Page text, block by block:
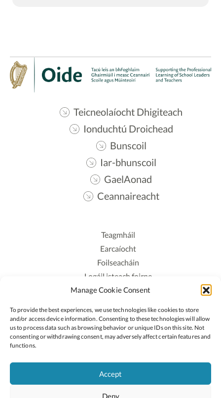
Manage Cookie Consent
To provide the best experiences, we use technologies like cookies to store
and/or access device information. Consenting to these technologies will allow
us to process data such as browsing behavior or unique IDs on this site. Not
consenting or withdrawing consent, may adversely affect certain features and
functions.
Accept
Deny
Teicneolaíocht Dhigiteach
Ionduchtú Droichead
Bunscoil
Iar-bhunscoil
GaelAonad
Ceannaireacht
Teagmháil
Earcaíocht
Foilseacháin
Logáil isteach foirne
Polasaí Príobháideachais
Rochtain
Lean:
2026 © Cóipcheart Oide